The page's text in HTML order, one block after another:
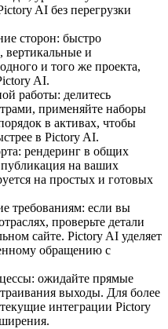
AI без перегрузки
сторон: быстро
вертикальные и
и того же проекта,
AI.
работы: делитесь
применяйте наборы
в активах, чтобы
в Pictory AI.
рендеринг в общих
на ваших
на простых и готовых
требованиям: если вы
проверьте детали
сайте. Pictory AI уделяет
обращению с
ожидайте прямые
выходы. Для более
интеграции Pictory